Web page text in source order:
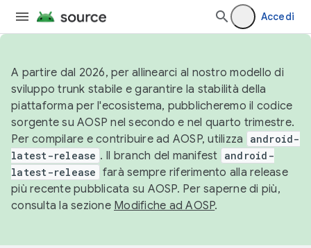
Accedi
A partire dal 2026, per allinearci al nostro modello di
sviluppo trunk stabile e garantire la stabilità della
piattaforma per l'ecosistema, pubblicheremo il codice
sorgente su AOSP nel secondo e nel quarto trimestre.
Per compilare e contribuire ad AOSP, utilizza
android-
latest-release . Il branch del manifest android-
latest-release farà sempre riferimento alla release
più recente pubblicata su AOSP. Per saperne di più,
consulta la sezione Modifiche ad AOSP.